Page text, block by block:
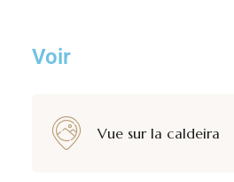
Voir
Vue sur la caldeira